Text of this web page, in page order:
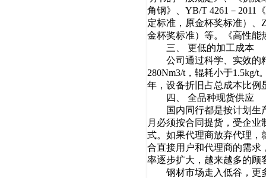
角钢》、YB/T 4261－2011
定标准，原金杯奖标准）、
金杯奖标准）等。《高性能
三、 更低的加工成本
公司通过科学、实效的精
280Nm3/t，辊耗小于1.5kg/
年，设备折旧占总成本比例
四、 全品种现货供应
国内同行都是按计划生产
月必须按合同提货，受企
式。如果代理商放弃代理，
合直接用户和代理商的需求
率逐步扩大，越来越多的顾
钢材市场走入低谷，更多